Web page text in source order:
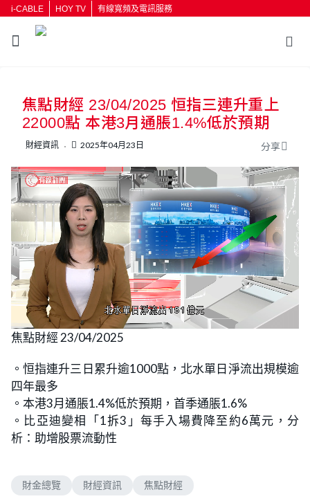
i-CABLE HOY TV 有線寬頻及電訊服務
按輸入鍵開始搜尋
焦點財經 23/04/2025 恒指三連升重上
22000點 本港3月通脹1.4%低於預期
財經資訊 2025年04月23日 分享
n
m
e
L
o
a
d
:
4
8
%
焦點財經 23/04/2025
。恒指連升三日累升逾1000點，北水單日淨流出規模逾
四年最多
。本港3月通脹1.4%低於預期，首季通脹1.6%
。比亞迪變相「1拆3」每手入場費降至約6萬元，分
析：助增股票流動性
財金總覽 財經資訊 焦點財經